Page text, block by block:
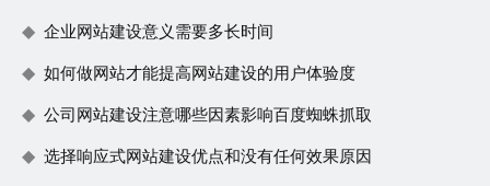
企业网站建设意义需要多长时间
如何做网站才能提高网站建设的用户体验度
公司网站建设注意哪些因素影响百度蜘蛛抓取
选择响应式网站建设优点和没有任何效果原因